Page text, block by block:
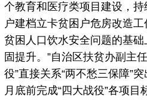
个教育和医疗类项目建设，
户建档立卡贫困户危房改造
贫困人口饮水安全问题的基
固提升。”自治区扶贫办副主
役”直接关系“两不愁三保障”
月底前完成“四大战役”各项